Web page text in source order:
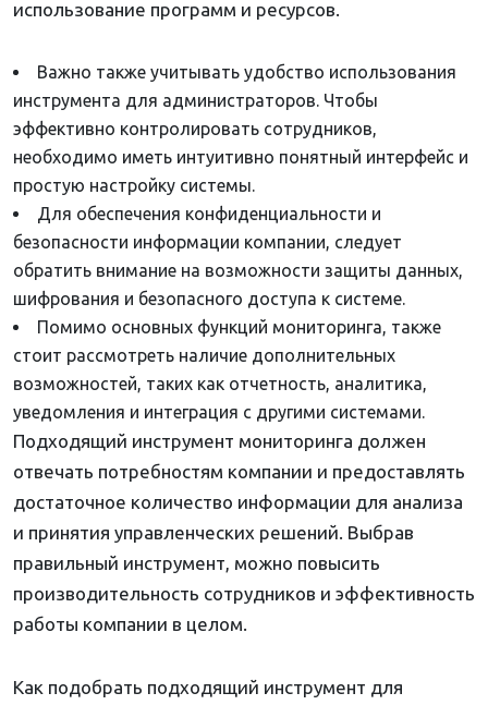
использование программ и ресурсов.
Важно также учитывать удобство использования
инструмента для администраторов. Чтобы
эффективно контролировать сотрудников,
необходимо иметь интуитивно понятный интерфейс и
простую настройку системы.
Для обеспечения конфиденциальности и
безопасности информации компании, следует
обратить внимание на возможности защиты данных,
шифрования и безопасного доступа к системе.
Помимо основных функций мониторинга, также
стоит рассмотреть наличие дополнительных
возможностей, таких как отчетность, аналитика,
уведомления и интеграция с другими системами.
Подходящий инструмент мониторинга должен
отвечать потребностям компании и предоставлять
достаточное количество информации для анализа
и принятия управленческих решений. Выбрав
правильный инструмент, можно повысить
производительность сотрудников и эффективность
работы компании в целом.
Как подобрать подходящий инструмент для